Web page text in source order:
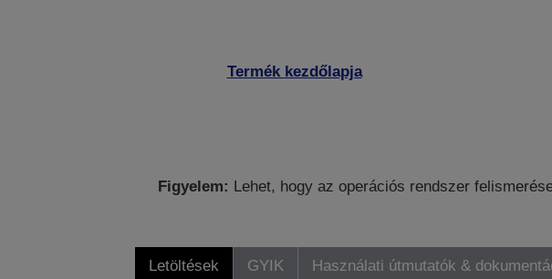
Termék kezdőlapja
Figyelem: Lehet, hogy az operációs rendszer
Letöltések GYIK Használati útmutatók &